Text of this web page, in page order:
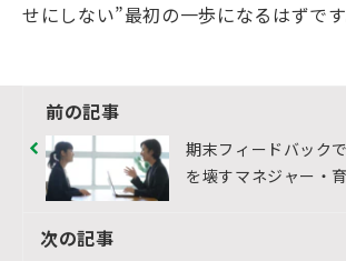
せにしない”最初の一歩になるはずです
前の記事
期末フィードバック
を壊すマネジャー・
次の記事